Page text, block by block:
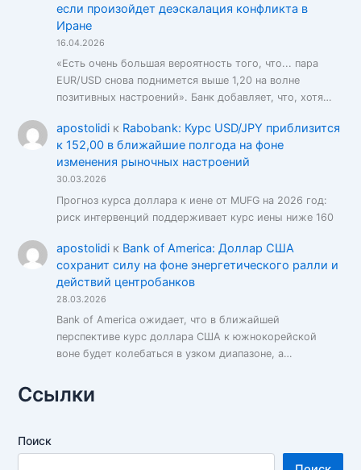
если произойдет деэскалация конфликта в
Иране
16.04.2026
«Есть очень большая вероятность того, что... пара
EUR/USD снова поднимется выше 1,20 на волне
позитивных настроений». Банк добавляет, что, хотя…
apostolidiк Rabobank: Курс USD/JPY приблизится
к 152,00 в ближайшие полгода на фоне
изменения рыночных настроений
30.03.2026
Прогноз курса доллара к иене от MUFG на 2026 год:
риск интервенций поддерживает курс иены ниже 160
apostolidiк Bank of America: Доллар США
сохранит силу на фоне энергетического ралли и
действий центробанков
28.03.2026
Bank of America ожидает, что в ближайшей
перспективе курс доллара США к южнокорейской
воне будет колебаться в узком диапазоне, а…
Ссылки
Поиск